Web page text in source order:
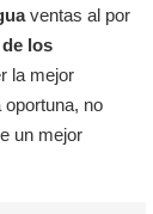
ventas al por
los
la mejor
no
un mejor